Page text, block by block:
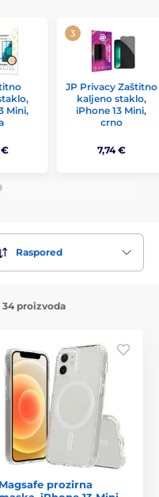
Mini,
€
JP Privacy Zaštitno
kaljeno staklo,
iPhone 13 Mini,
crno
7,74 €
Raspored
proizvoda
Magsafe prozirna